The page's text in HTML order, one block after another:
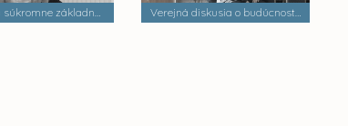
Návšteva súkromne základnej školy Verejná diskusia o budúcnosti mestských častí